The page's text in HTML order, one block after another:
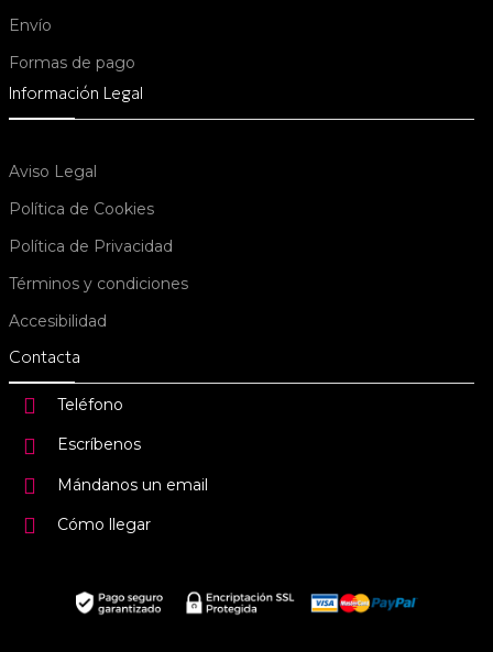
Envío
Formas de pago
Información Legal
Aviso Legal
Política de Cookies
Política de Privacidad
Términos y condiciones
Accesibilidad
Contacta
Teléfono
Escríbenos
Mándanos un email
Cómo llegar